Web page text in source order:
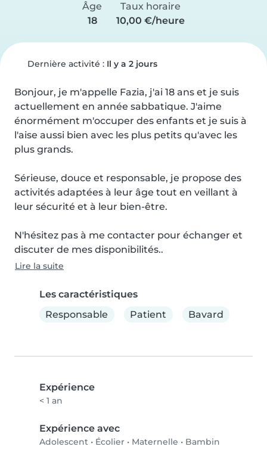
Âge
18
Taux horaire
10,00 €/heure
Dernière activité : Il y a 2 jours
Bonjour, je m'appelle Fazia, j'ai 18 ans et je suis
actuellement en année sabbatique. J'aime
énormément m'occuper des enfants et je suis à
l'aise aussi bien avec les plus petits qu'avec les
plus grands.
Sérieuse, douce et responsable, je propose des
activités adaptées à leur âge tout en veillant à
leur sécurité et à leur bien-être.
N'hésitez pas à me contacter pour échanger et
discuter de mes disponibilités..
Lire la suite
Les caractéristiques
Responsable
Patient Bavard
Expérience
< 1 an
Expérience avec
Adolescent • Écolier • Maternelle • Bambin